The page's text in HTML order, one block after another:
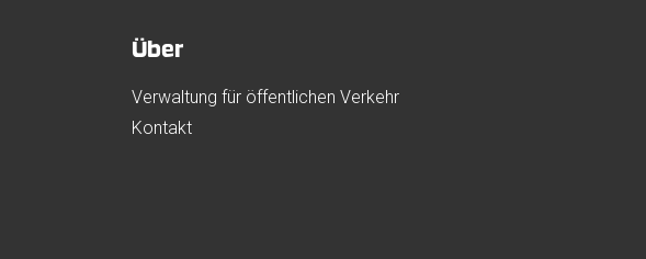
Über
Verwaltung für öffentlichen Verkehr
Kontakt